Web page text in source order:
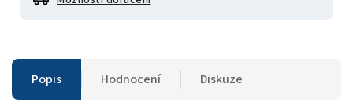
Popis Hodnocení Diskuze